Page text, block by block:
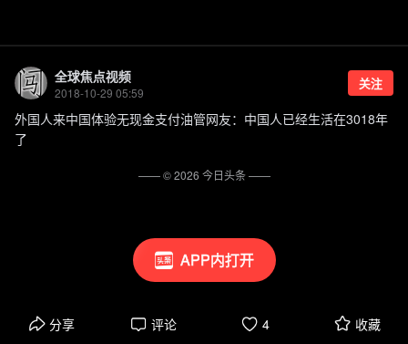
APP内打开
全球焦点视频
2018-10-29 05:59
关注
外国人来中国体验无现金支付油管网友：中国人已经生活在3018年
了
分享 评论 4 收藏
—— ©2026 今日头条——